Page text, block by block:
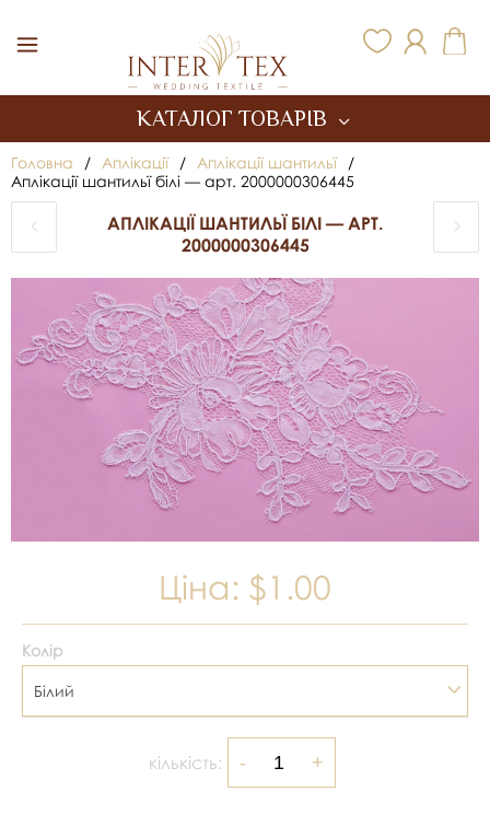
КАТАЛОГ ТОВАРІВ
Головна / Аплікації / Аплікації шантильї
/
Аплікації шантильї білі — арт. 2000000306445
АПЛІКАЦІЇ ШАНТИЛЬЇ БІЛІ — АРТ.
2000000306445
Ціна: $1.00
Колір
Білий
кількість: